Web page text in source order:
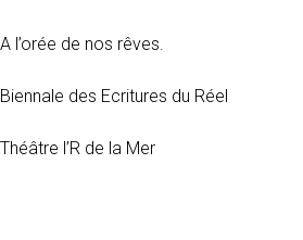
A l’orée de nos rêves.
Biennale des Ecritures du Réel
Théâtre l’R de la Mer